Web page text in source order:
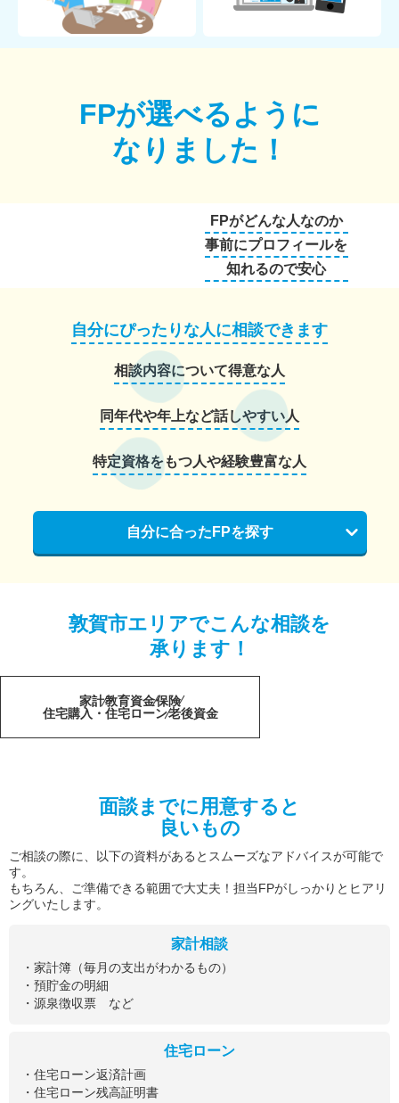
FPが選べるように
なりました！
FPがどんな人なのか
事前にプロフィールを
知れるので安心
自分にぴったりな人に相談できます
相談内容について得意な人
同年代や年上など話しやすい人
特定資格をもつ人や経験豊富な人
自分に合ったFPを探す
敦賀市エリアでこんな相談を
承ります！
家計教育資金保険
住宅購入・住宅ローン老後資金
面談までに用意すると
良いもの
ご相談の際に、以下の資料があるとスムーズなアドバイスが可能で
す。
もちろん、ご準備できる範囲で大丈夫！担当FPがしっかりとヒアリ
ングいたします。
家計相談
・家計簿（毎月の支出がわかるもの）
・預貯金の明細
・源泉徴収票 など
住宅ローン
・住宅ローン返済計画
・住宅ローン残高証明書